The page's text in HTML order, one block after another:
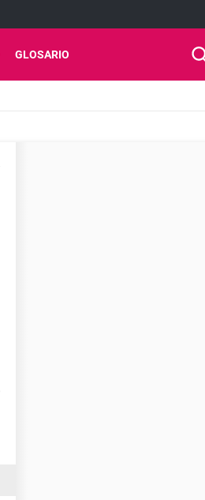
GLOSARIO